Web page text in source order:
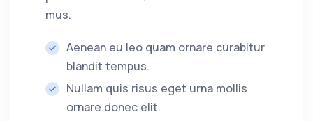
mus.
Aenean eu leo quam ornare curabitur
blandit tempus.
Nullam quis risus eget urna mollis
ornare donec elit.